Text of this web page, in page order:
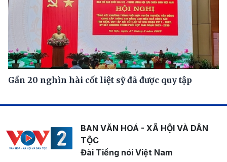
Gần 20 nghìn hài cốt liệt sỹ đã được quy tập
BAN VĂN HOÁ - XÃ HỘI VÀ DÂN
TỘC
Đài Tiếng nói Việt Nam